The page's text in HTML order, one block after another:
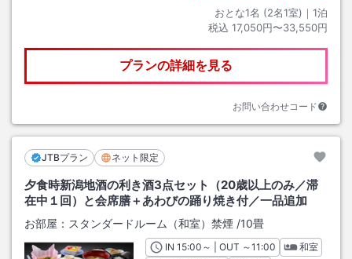
おとな1名 (2名1室)｜ 1泊
税込 17,050円〜33,550円
プランの詳細を見る
お問い合わせコード
JTBプラン ネット限定
夕食時新潟地酒の利き酒3点セット（20歳以上のみ／滞
在中１回）と会席膳＋あわびの踊り焼き付／一品追加
お部屋： スタンダードルーム（和室）禁煙 /10畳
INチェックイン
15:00 ～ | OUT チェックアウト
～11:00
和室